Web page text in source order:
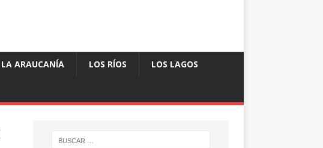
LA ARAUCANÍA LOS RÍOS LOS LAGOS